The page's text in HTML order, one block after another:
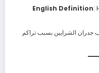
English Definition:
الشرايين بسبب تراكم